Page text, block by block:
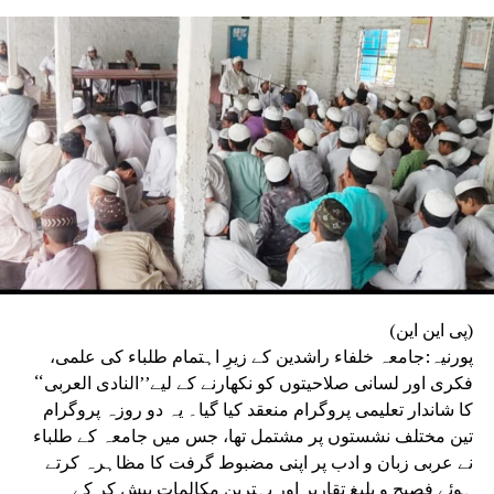
اساتذہ نے اپنے خلاف غیر ضروری دباؤ، بے بنیاد شکایات یا
کارروائی کی کوششوں کا الزام عائد کیا ہے۔ تنظیم نے واضح
کیا کہ یہ مہم صرف مصدقہ حقائق اور دستیاب سرکاری
ریکارڈ کی بنیاد پر چلائی جائے گی۔بہار اسٹیٹ ٹیچرس ایسوسی
ایشن نے دوٹوک انداز میں کہا کہ وہ ہر استاد کے وقار، آزادیٔ
اظہار اور آئینی حقوق کے تحفظ کے لیے ہمیشہ جدوجہد کرتی
رہے گی اور ضرورت پڑنے پر جمہوری اور قانونی طریقوں سے
وسیع پیمانے پر تحریک بھی چلائے گی۔
(پی این این)
پورنیہ:جامعہ خلفاء راشدین کے زیرِ اہتمام طلباء کی علمی،
فکری اور لسانی صلاحیتوں کو نکھارنے کے لیے’’النادی العربی‘‘
کا شاندار تعلیمی پروگرام منعقد کیا گیا۔ یہ دو روزہ پروگرام
تین مختلف نشستوں پر مشتمل تھا، جس میں جامعہ کے طلباء
نے عربی زبان و ادب پر اپنی مضبوط گرفت کا مظاہرہ کرتے
ہوئے فصیح و بلیغ تقاریر اور بہترین مکالمات پیش کر کے